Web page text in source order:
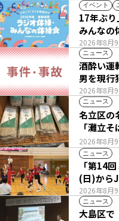
イベント
2026年8月9
17年ぶり
みんなの
ニュース
2026年8月9
酒酔い運
男を現行
ニュース
2026年8月9
名立区の
「灘立
ニュース
2026年8月9
「第14
(日)から
ニュース
大島区で